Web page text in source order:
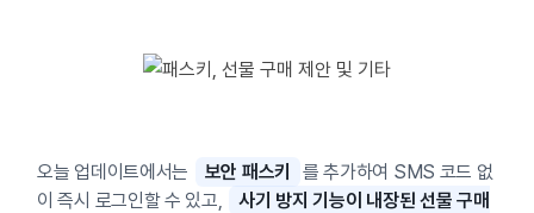
오늘 업데이트에서는 보안 패스키
를 추가하여 SMS 코드 없
이 즉시 로그인할 수 있고,
사기 방지 기능이 내장된 선물 구매